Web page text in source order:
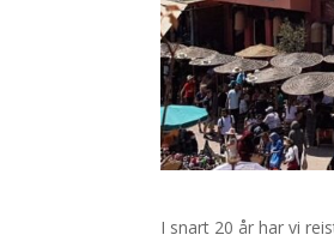
I snart 20 år har vi